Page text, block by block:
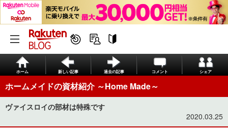
ホーム 新しい記事 過去の記事 コメント シェア
ホームメイドの資材紹介 ～Home Made～
ヴァイスロイの部材は特殊です
2020.03.25